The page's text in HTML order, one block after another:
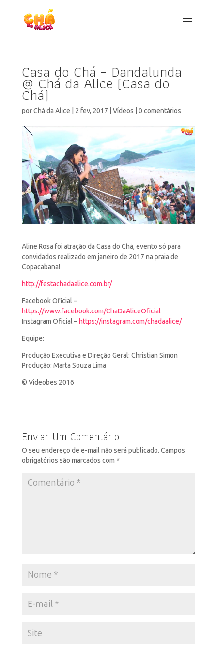
Casa do Chá – Dandalunda
@ Chá da Alice (Casa do
Chá)
porChá da Alice 2 fev, 2017 Vídeos 0 comentários
Aline Rosa foi atração da Casa do Chá, evento só para
convidados realizado em janeiro de 2017 na praia de
Copacabana!
http://festachadaalice.com.br/
Facebook Oficial –
https://www.facebook.com/ChaDaAliceOficial
Instagram Oficial – https://instagram.com/chadaalice/
Equipe:
Produção Executiva e Direção Geral: Christian Simon
Produção: Marta Souza Lima
© Videobes 2016
Enviar Um Comentário
O seu endereço de e-mail não será publicado. Campos
obrigatórios são marcados com *